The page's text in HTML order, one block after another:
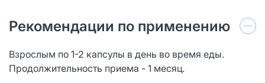
Рекомендации по применению
Взрослым по 1-2 капсулы в день во время еды.
Продолжительность приема - 1 месяц.